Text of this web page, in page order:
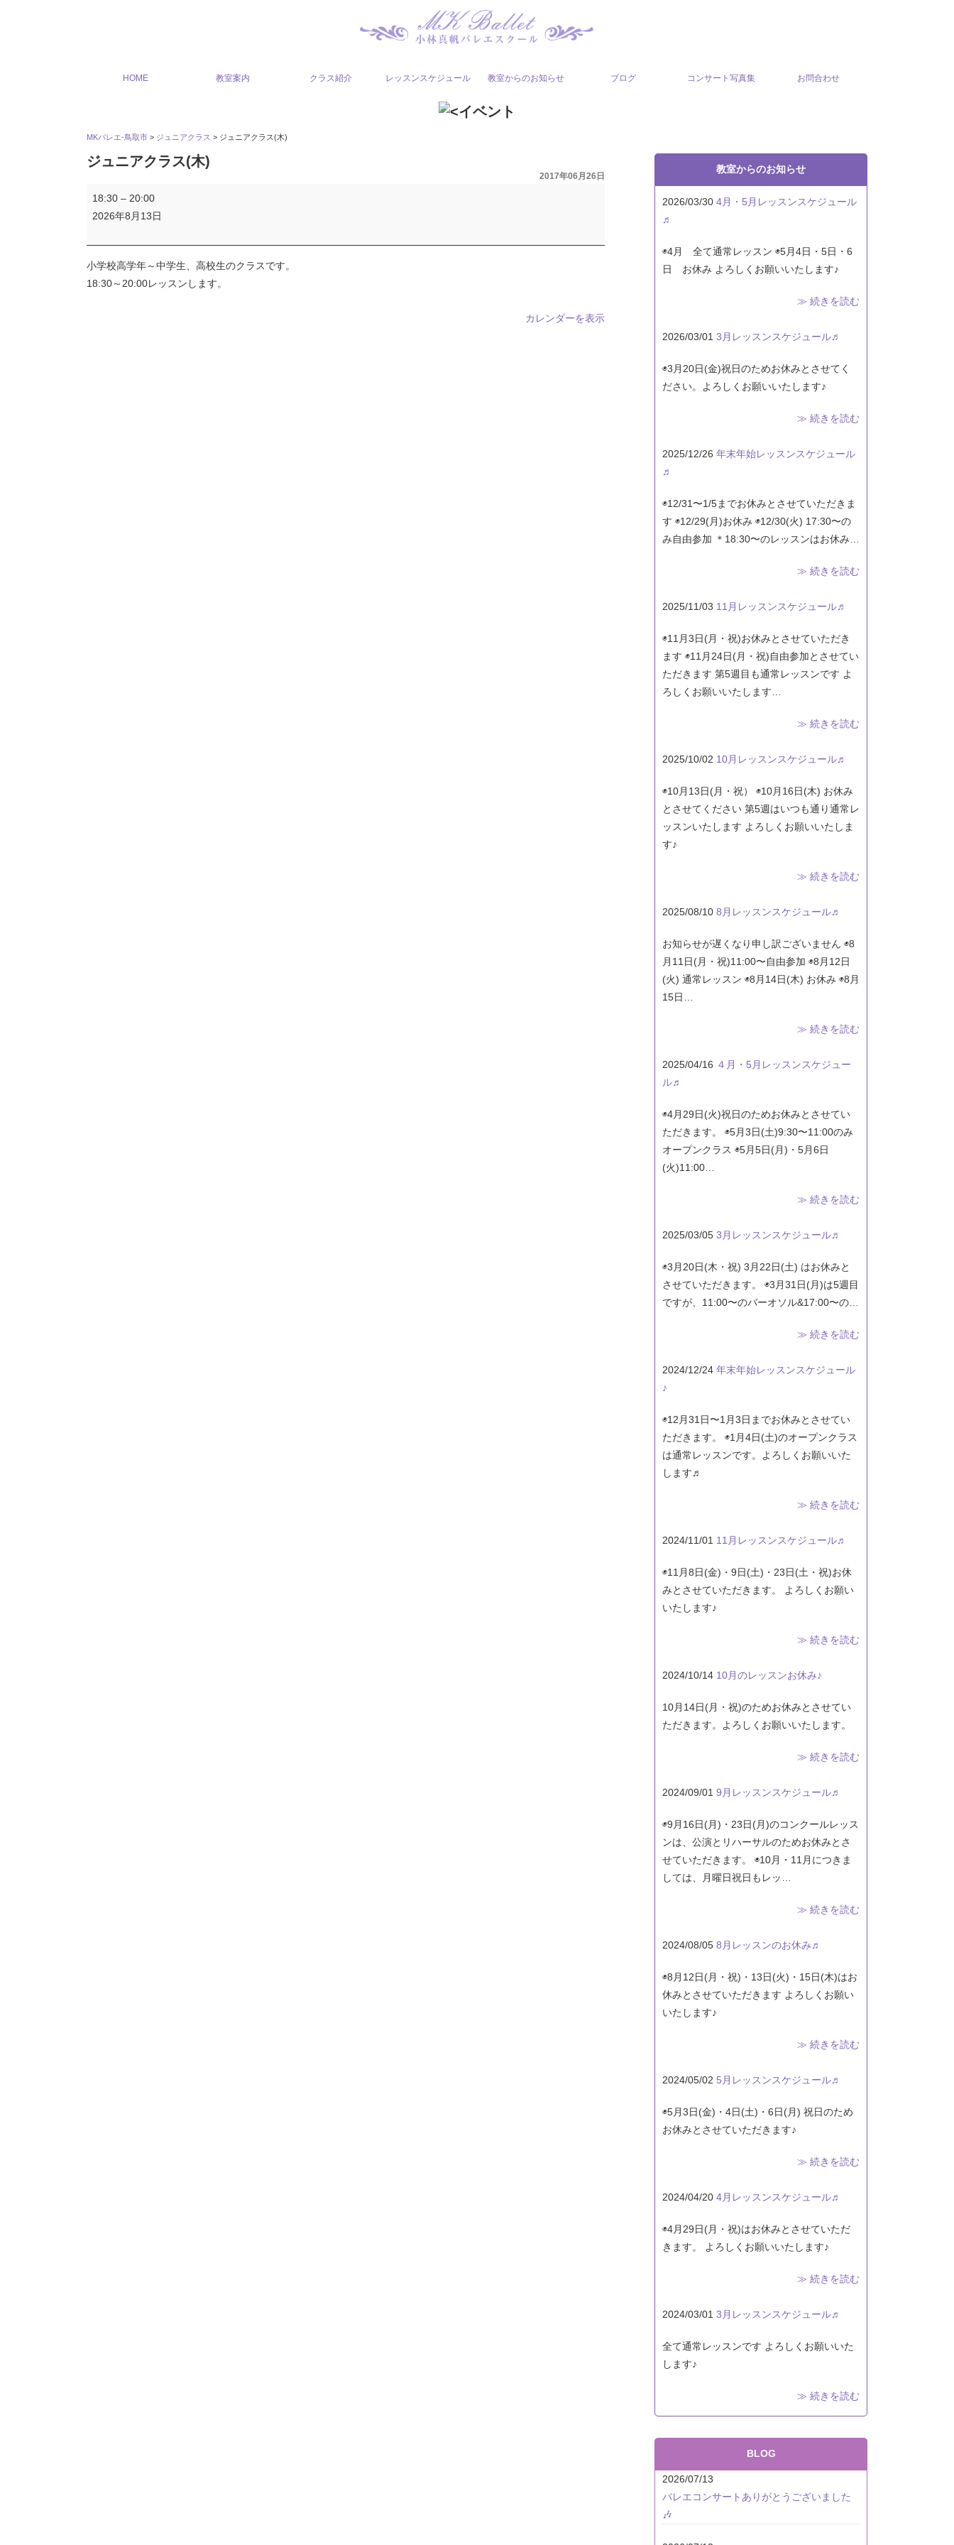
HOME 教室案内 クラス紹介 レッスンスケジュール 教室からのお知らせ ブログ コンサート写真集 お問合わせ
MKバレエ-鳥取市 > ジュニアクラス > ジュニアクラス(木)
ジュニアクラス(木)
2017年06月26日
18:30 – 20:00
2026年8月13日
小学校高学年～中学生、高校生のクラスです。
18:30～20:00レッスンします。
カレンダーを表示
教室からのお知らせ
2026/03/30 4月・5月レッスンスケジュール
♬
◉4月 全て通常レッスン ◉5月4日・5日・6
日 お休み よろしくお願いいたします♪
≫ 続きを読む
2026/03/01 3月レッスンスケジュール♬
◉3月20日(金)祝日のためお休みとさせてく
ださい。よろしくお願いいたします♪
≫ 続きを読む
2025/12/26 年末年始レッスンスケジュール
♬
◉12/31〜1/5までお休みとさせていただきま
す ◉12/29(月)お休み ◉12/30(火) 17:30〜の
み自由参加 ＊18:30〜のレッスンはお休み…
≫ 続きを読む
2025/11/03 11月レッスンスケジュール♬
◉11月3日(月・祝)お休みとさせていただき
ます ◉11月24日(月・祝)自由参加とさせてい
ただきます 第5週目も通常レッスンです よ
ろしくお願いいたします…
≫ 続きを読む
2025/10/02 10月レッスンスケジュール♬
◉10月13日(月・祝） ◉10月16日(木) お休み
とさせてください 第5週はいつも通り通常レ
ッスンいたします よろしくお願いいたしま
す♪
≫ 続きを読む
2025/08/10 8月レッスンスケジュール♬
お知らせが遅くなり申し訳ございません ◉8
月11日(月・祝)11:00〜自由参加 ◉8月12日
(火) 通常レッスン ◉8月14日(木) お休み ◉8月
15日…
≫ 続きを読む
2025/04/16 ４月・5月レッスンスケジュー
ル♬
◉4月29日(火)祝日のためお休みとさせてい
ただきます。 ◉5月3日(土)9:30〜11:00のみ
オープンクラス ◉5月5日(月)・5月6日
(火)11:00…
≫ 続きを読む
2025/03/05 3月レッスンスケジュール♬
◉3月20日(木・祝) 3月22日(土) はお休みと
させていただきます。 ◉3月31日(月)は5週目
ですが、11:00〜のバーオソル&17:00〜の…
≫ 続きを読む
2024/12/24 年末年始レッスンスケジュール
♪
◉12月31日〜1月3日までお休みとさせてい
ただきます。 ◉1月4日(土)のオープンクラス
は通常レッスンです。よろしくお願いいた
します♬
≫ 続きを読む
2024/11/01 11月レッスンスケジュール♬
◉11月8日(金)・9日(土)・23日(土・祝)お休
みとさせていただきます。 よろしくお願い
いたします♪
≫ 続きを読む
2024/10/14 10月のレッスンお休み♪
10月14日(月・祝)のためお休みとさせてい
ただきます。よろしくお願いいたします。
≫ 続きを読む
2024/09/01 9月レッスンスケジュール♬
◉9月16日(月)・23日(月)のコンクールレッス
ンは、公演とリハーサルのためお休みとさ
せていただきます。 ◉10月・11月につきま
しては、月曜日祝日もレッ…
≫ 続きを読む
2024/08/05 8月レッスンのお休み♬
◉8月12日(月・祝)・13日(火)・15日(木)はお
休みとさせていただきます よろしくお願い
いたします♪
≫ 続きを読む
2024/05/02 5月レッスンスケジュール♬
◉5月3日(金)・4日(土)・6日(月) 祝日のため
お休みとさせていただきます♪
≫ 続きを読む
2024/04/20 4月レッスンスケジュール♬
◉4月29日(月・祝)はお休みとさせていただ
きます。 よろしくお願いいたします♪
≫ 続きを読む
2024/03/01 3月レッスンスケジュール♬
全て通常レッスンです よろしくお願いいた
します♪
≫ 続きを読む
BLOG
2026/07/13
バレエコンサートありがとうございました
🎶